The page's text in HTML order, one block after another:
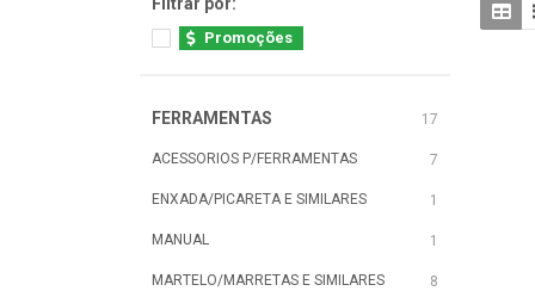
Promoções
FERRAMENTAS 17
ACESSORIOS P/FERRAMENTAS 7
ENXADA/PICARETA E SIMILARES 1
MANUAL 1
MARTELO/MARRETAS E SIMILARES 8